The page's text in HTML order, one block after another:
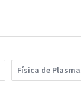
Física de